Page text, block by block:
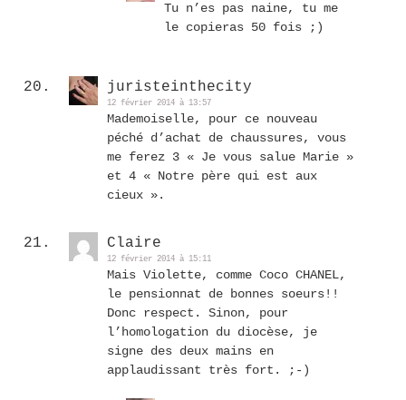
Tu n’es pas naine, tu me
le copieras 50 fois ;)
juristeinthecity
12 février 2014 à 13:57
Mademoiselle, pour ce nouveau
péché d’achat de chaussures, vous
me ferez 3 « Je vous salue Marie »
et 4 « Notre père qui est aux
cieux ».
Claire
12 février 2014 à 15:11
Mais Violette, comme Coco CHANEL,
le pensionnat de bonnes soeurs!!
Donc respect. Sinon, pour
l’homologation du diocèse, je
signe des deux mains en
applaudissant très fort. ;-)